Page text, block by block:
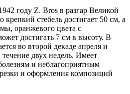
году Z. Bros в разгар Великой
стебель достигает 50 см, а
оранжевого цвета с
достигать 7 см в высоту. В
во второй декаде апреля и
двух недель. Имеет
и неблагоприятным
и оформления композиций